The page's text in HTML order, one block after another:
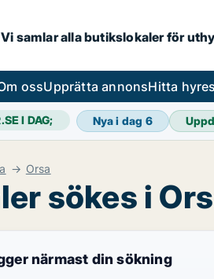
Vi samlar alla butikslokaler för
ossUpprätta annonsHitta
I DAG; Nya i dag 6
Orsa
sökes i
närmast din sökning